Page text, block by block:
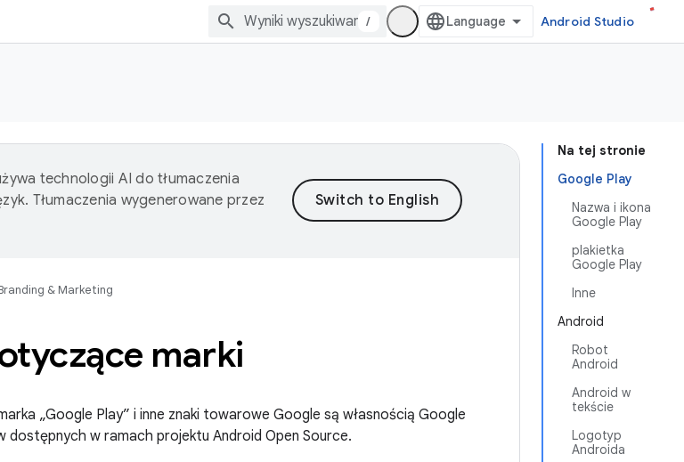
/ Android Studio
Na tej stronie
Google Play
Nazwa i ikona
Google Play
plakietka
Google Play
Inne
Android
Robot
Android
Android w
tekście
Logotyp
Androida
technologii AI do tłumaczenia
Tłumaczenia wygenerowane przez
& Marketing
marki
„Google Play” i inne znaki towarowe Google są własnością Google
dostępnych w ramach projektu Android Open Source.